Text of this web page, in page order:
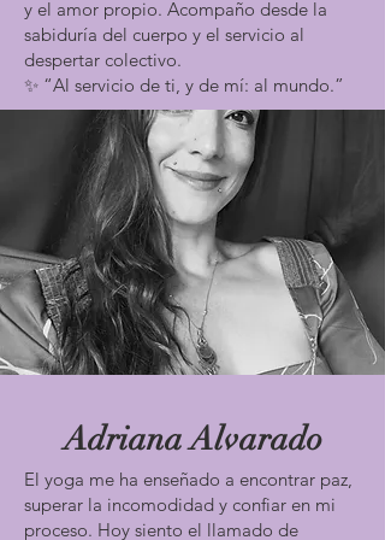
define y acercarnos a una vida más
auténtica, conectada con nuestro
verdadero Ser.
💚 Deconstruyendo al Ego a través de
Anahata
Facilitadoras: Katherine, Diana y Natalia
Una propuesta creativa donde,
mediante elementos de la naturaleza,
construiremos un símbolo de nuestra
identidad (Ahamkara). Esta actividad
fomenta el amor propio y la
(Anahata) a una mirada más compasiva,
auténtica y consciente de quienes
somos realmente.
y el amor propio. Acompaño desde la
sabiduría del cuerpo y el servicio al
despertar colectivo.
✨ “Al servicio de ti, y de mí: al mundo.”
Adriana Alvarado
El yoga me ha enseñado a encontrar paz,
superar la incomodidad y confiar en mi
proceso. Hoy siento el llamado de